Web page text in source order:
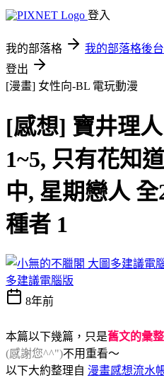
登入
我的部落格 我的部落格後台
登出
[漫畫] 女性向-BL 電玩動漫
[感想] 寶井理
1~5, 只有花知
中, 星期戀人
種者 1
多建議電腦版
8年前
本篇以下幾篇，只是舊文的彙整
(感謝您^^")不用重看～
以下大約整理自 漫畫感想流水